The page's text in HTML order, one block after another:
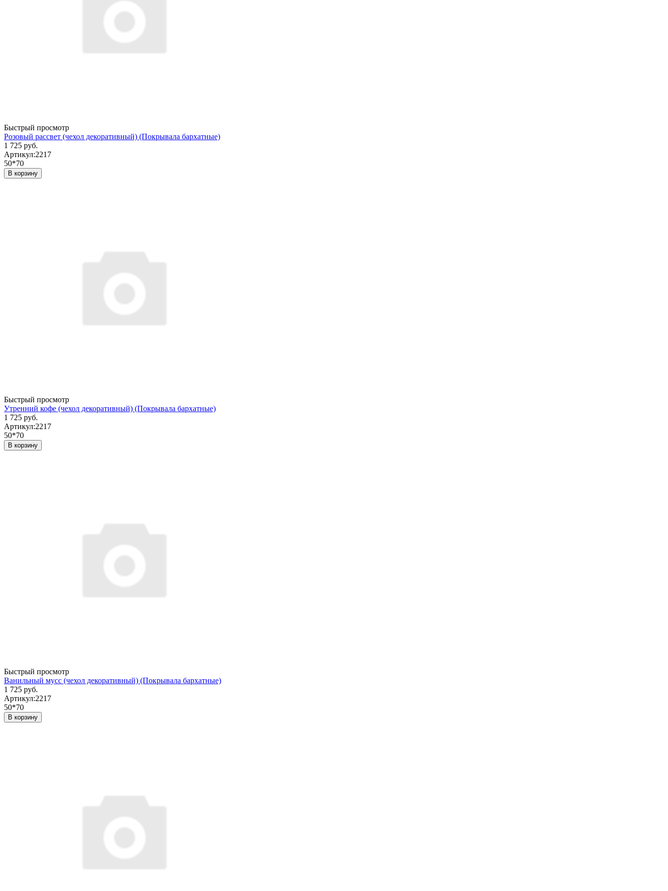
Быстрый просмотр
Розовый рассвет (чехол декоративный) (Покрывала бархатные)
1 725 руб.
Артикул:2217
50*70
В корзину
Быстрый просмотр
Утренний кофе (чехол декоративный) (Покрывала бархатные)
1 725 руб.
Артикул:2217
50*70
В корзину
Быстрый просмотр
Ванильный мусс (чехол декоративный) (Покрывала бархатные)
1 725 руб.
Артикул:2217
50*70
В корзину